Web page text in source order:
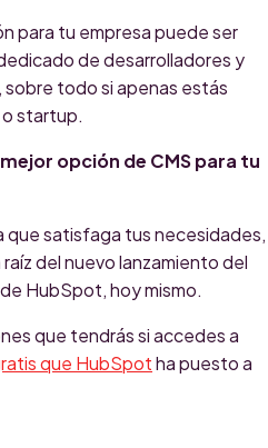
para tu empresa puede ser
de desarrolladores y
todo si apenas estás
o startup.
opción de CMS para tu
que satisfaga tus necesidades,
del nuevo lanzamiento del
HubSpot, hoy mismo.
que tendrás si accedes a
que HubSpotha puesto a